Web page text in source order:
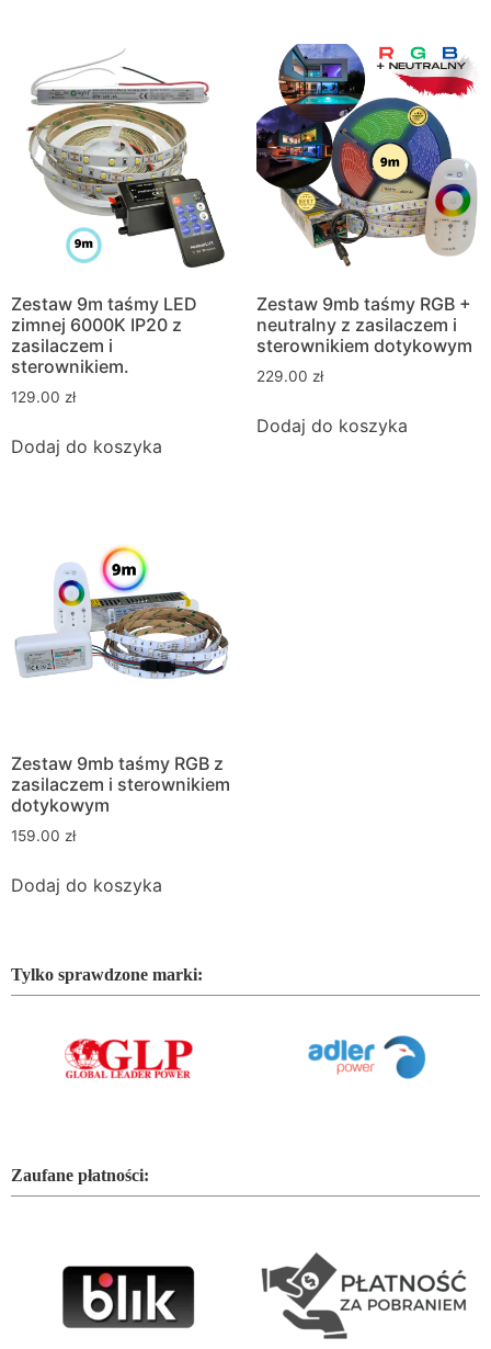
Zestaw 9m taśmy LED
zimnej 6000K IP20 z
zasilaczem i
sterownikiem.
129.00 zł
Dodaj do koszyka
Zestaw 9mb taśmy RGB +
neutralny z zasilaczem i
sterownikiem dotykowym
229.00 zł
Dodaj do koszyka
Zestaw 9mb taśmy RGB z
zasilaczem i sterownikiem
dotykowym
159.00 zł
Dodaj do koszyka
Tylko sprawdzone marki:
Zaufane płatności: